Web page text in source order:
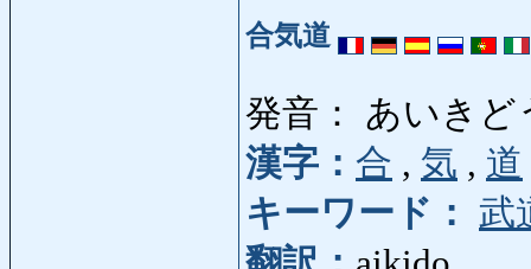
合気道
発音： あいきど
漢字： 合 , 気 , 道
キーワード： 武